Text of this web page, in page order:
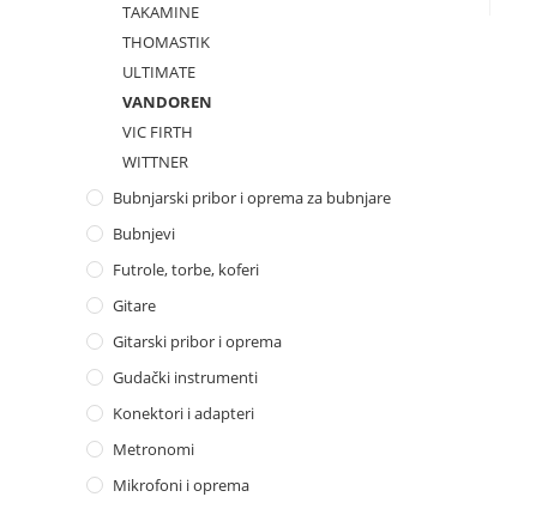
TAKAMINE
THOMASTIK
ULTIMATE
VANDOREN
VIC FIRTH
WITTNER
Bubnjarski pribor i oprema za bubnjare
Bubnjevi
Futrole, torbe, koferi
Gitare
Gitarski pribor i oprema
Gudački instrumenti
Konektori i adapteri
Metronomi
Mikrofoni i oprema